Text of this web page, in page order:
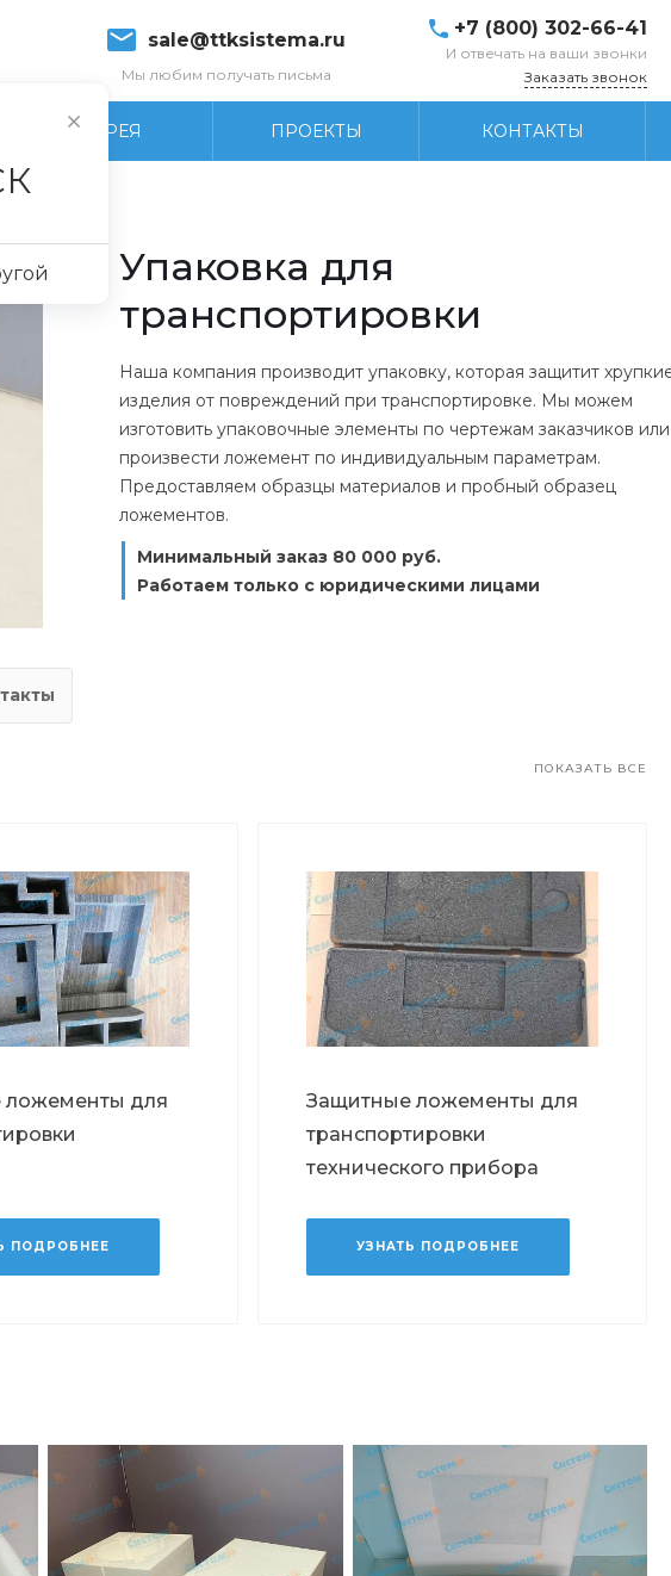
sale@ttksistema.ru
Мы любим получать письма
+7 (800) 302-66-41
И отвечать на ваши звонки
Заказать звонок
ФОТОГАЛЕРЕЯ ПРОЕКТЫ КОНТАКТЫ
Упаковка для
транспортировки
Наша компания производит упаковку, которая защитит
изделия от повреждений при транспортировке. Мы можем
изготовить упаковочные элементы по чертежам заказчиков или
произвести ложемент по индивидуальным параметрам.
Предоставляем образцы материалов и пробный образец
ложементов.
Минимальный заказ 80 000 руб.
Работаем только с юридическими лицами
ПОКАЗАТЬ ВСЕ
для
ПОДРОБНЕЕ
Защитные ложементы для
транспортировки
технического прибора
УЗНАТЬ ПОДРОБНЕЕ